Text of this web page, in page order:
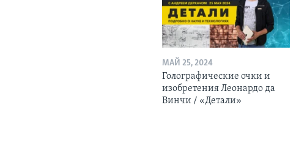
МАЙ 25, 2024
Голографические очки и
изобретения Леонардо да
Винчи / «Детали»